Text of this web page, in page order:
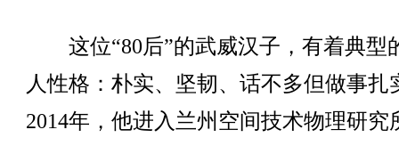
这位“80后”的武威汉子，有着典型
人性格：朴实、坚韧、话不多但做事扎
2014年，他进入兰州空间技术物理研究